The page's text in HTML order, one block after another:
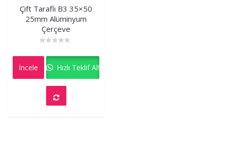
Çift Taraflı B3 35×50
25mm Alüminyum
Çerçeve
0
İncele Hızlı Teklif Al!